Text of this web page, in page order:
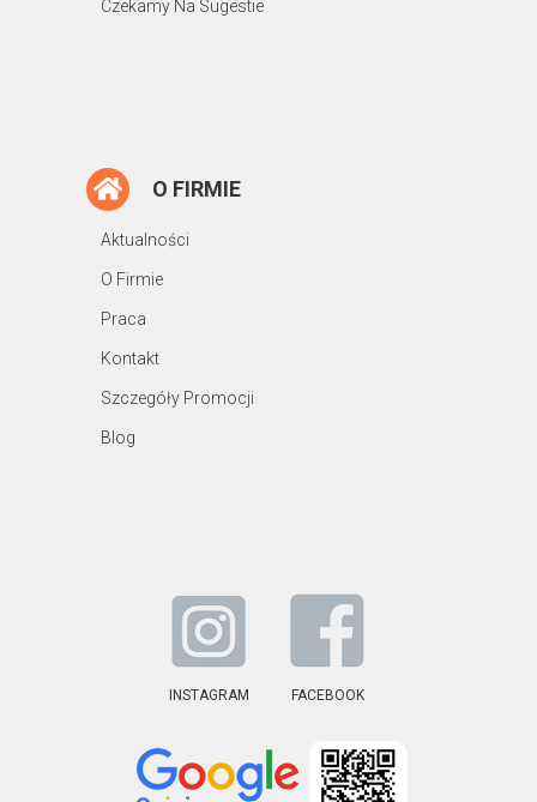
Czekamy Na Sugestie
O FIRMIE
Aktualności
O Firmie
Praca
Kontakt
Szczegóły Promocji
Blog
INSTAGRAM FACEBOOK